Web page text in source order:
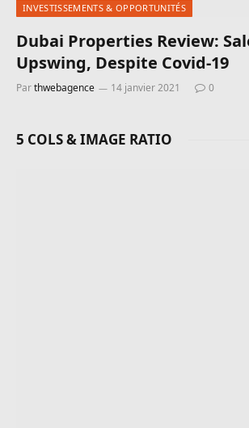
INVESTISSEMENTS & OPPORTUNITÉS
Dubai Properties Review:
Upswing, Despite Covid-19
Parthwebagence 14 janvier 2021 0
5 COLS & IMAGE RATIO